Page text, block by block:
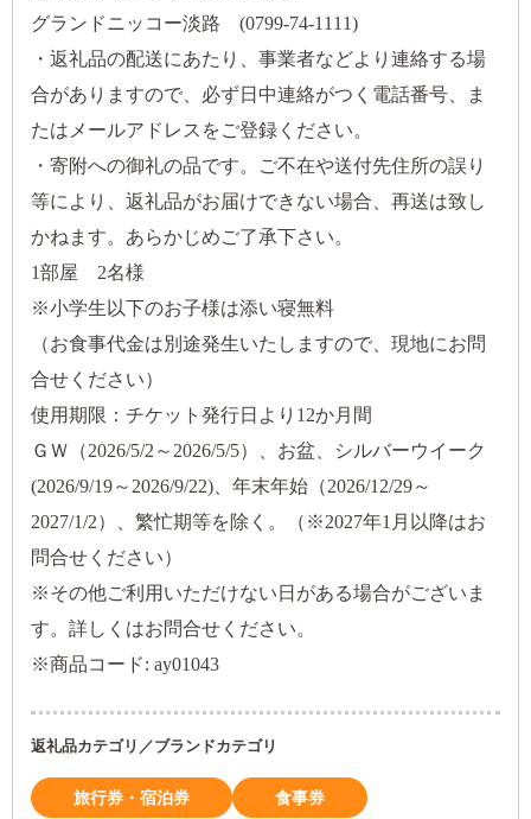
グランドニッコー淡路 (0799-74-1111)
・返礼品の配送にあたり、事業者などより連絡する場
合がありますので、必ず日中連絡がつく電話番号、ま
たはメールアドレスをご登録ください。
・寄附への御礼の品です。ご不在や送付先住所の誤り
等により、返礼品がお届けできない場合、再送は致し
かねます。あらかじめご了承下さい。
1部屋 2名様
※小学生以下のお子様は添い寝無料
（お食事代金は別途発生いたしますので、現地にお問
合せください）
使用期限：チケット発行日より12か月間
ＧＷ（2026/5/2～2026/5/5）、お盆、シルバーウイーク
(2026/9/19～2026/9/22)、年末年始（2026/12/29～
2027/1/2）、繁忙期等を除く。（※2027年1月以降はお
問合せください）
※その他ご利用いただけない日がある場合がございま
す。詳しくはお問合せください。
※商品コード: ay01043
返礼品カテゴリ／ブランドカテゴリ
旅行券・宿泊券 食事券